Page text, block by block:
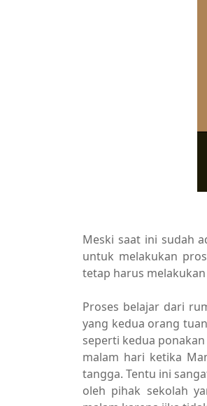
Meski saat ini sudah
untuk melakukan
tetap harus
Proses belajar dari
yang kedua orang
seperti kedua
malam hari ketika
tangga. Tentu ini
oleh pihak sekolah